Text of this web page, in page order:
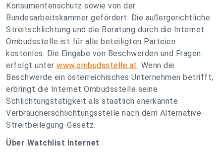
Konsumentenschutz sowie von der
Bundesarbeitskammer gefördert. Die außergerichtliche
Streitschlichtung und die Beratung durch die Internet
Ombudsstelle ist für alle beteiligten Parteien
kostenlos. Die Eingabe von Beschwerden und Fragen
erfolgt unter www.ombudsstelle.at. Wenn die
Beschwerde ein österreichisches Unternehmen betrifft,
erbringt die Internet Ombudsstelle seine
Schlichtungstätigkeit als staatlich anerkannte
Verbraucherschlichtungsstelle nach dem Alternative-
Streitbeilegung-Gesetz.
Über Watchlist Internet